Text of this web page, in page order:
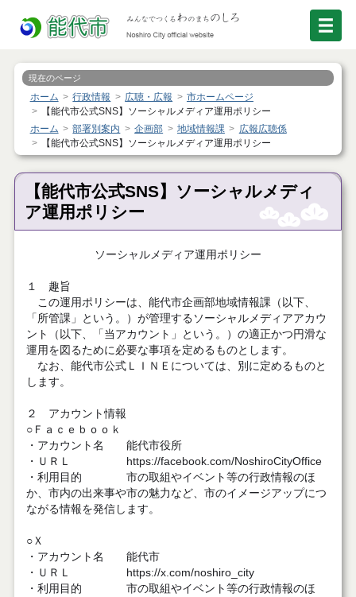
現在のページ
ホーム 行政情報 広聴・広報
市ホームページ
【能代市公式SNS】ソーシャルメディア運用ポリシー
ホーム
部署別案内 企画部 地域情報課
広報広聴係
【能代市公式SNS】ソーシャルメディア運用ポリシー
【能代市公式SNS】ソーシャルメディ
ア運用ポリシー
ソーシャルメディア運用ポリシー
１ 趣旨
この運用ポリシーは、能代市企画部地域情報課（以下、
「所管課」という。）が管理するソーシャルメディアアカウ
ント（以下、「当アカウント」という。）の適正かつ円滑な
運用を図るために必要な事項を定めるものとします。
なお、能代市公式ＬＩＮＥについては、別に定めるものと
します。
２ アカウント情報
○Ｆａｃｅｂｏｏｋ
・アカウント名 能代市役所
・ＵＲＬ https://facebook.com/NoshiroCityOffice
・利用目的 市の取組やイベント等の行政情報のほ
か、市内の出来事や市の魅力など、市のイメージアップにつ
ながる情報を発信します。
○Ｘ
・アカウント名 能代市
・ＵＲＬ https://x.com/noshiro_city
・利用目的 市の取組やイベント等の行政情報のほ